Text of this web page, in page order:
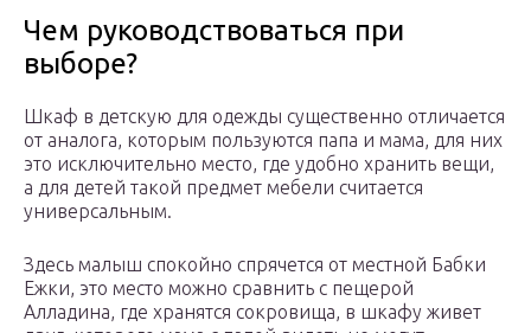
Чем руководствоваться при
выборе?
Шкаф в детскую для одежды существенно отличается
от аналога, которым пользуются папа и мама, для них
это исключительно место, где удобно хранить вещи,
а для детей такой предмет мебели считается
универсальным.
Здесь малыш спокойно спрячется от местной Бабки
Ежки, это место можно сравнить с пещерой
Алладина, где хранятся сокровища, в шкафу живет